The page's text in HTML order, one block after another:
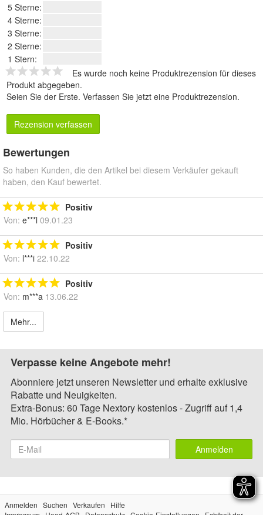
5 Sterne:
4 Sterne:
3 Sterne:
2 Sterne:
1 Stern:
Es wurde noch keine Produktrezension für dieses
Produkt abgegeben.
Seien Sie der Erste. Verfassen Sie jetzt eine Produktrezension.
Rezension verfassen
Bewertungen
So haben Kunden, die den Artikel bei diesem Verkäufer gekauft
haben, den Kauf bewertet.
Positiv
Von: e***l 09.01.23
Positiv
Von: l***i 22.10.22
Positiv
Von: m***a 13.06.22
Mehr...
Verpasse keine Angebote mehr!
Abonniere jetzt unseren Newsletter und erhalte exklusive
Rabatte und Neuigkeiten.
Extra-Bonus: 60 Tage Nextory kostenlos - Zugriff auf 1,4
Mio. Hörbücher & E-Books.*
Anmelden
Anmelden Suchen Verkaufen
Hilfe